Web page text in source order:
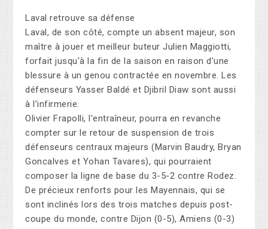
Laval retrouve sa défense
Laval, de son côté, compte un absent majeur, son
maître à jouer et meilleur buteur Julien Maggiotti,
forfait jusqu'à la fin de la saison en raison d'une
blessure à un genou contractée en novembre. Les
défenseurs Yasser Baldé et Djibril Diaw sont aussi
à l'infirmerie.
Olivier Frapolli, l'entraîneur, pourra en revanche
compter sur le retour de suspension de trois
défenseurs centraux majeurs (Marvin Baudry, Bryan
Goncalves et Yohan Tavares), qui pourraient
composer la ligne de base du 3-5-2 contre Rodez.
De précieux renforts pour les Mayennais, qui se
sont inclinés lors des trois matches depuis post-
coupe du monde, contre Dijon (0-5), Amiens (0-3)